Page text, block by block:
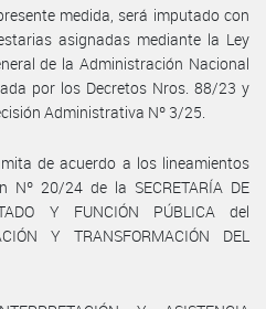
medida, será imputado con
asignadas mediante la Ley
de la Administración Nacional
por los Decretos Nros. 88/23 y
Administrativa Nº 3/25.
de acuerdo a los lineamientos
Nº 20/24 de la SECRETARÍA DE
Y FUNCIÓN PÚBLICA del
Y TRANSFORMACIÓN DEL